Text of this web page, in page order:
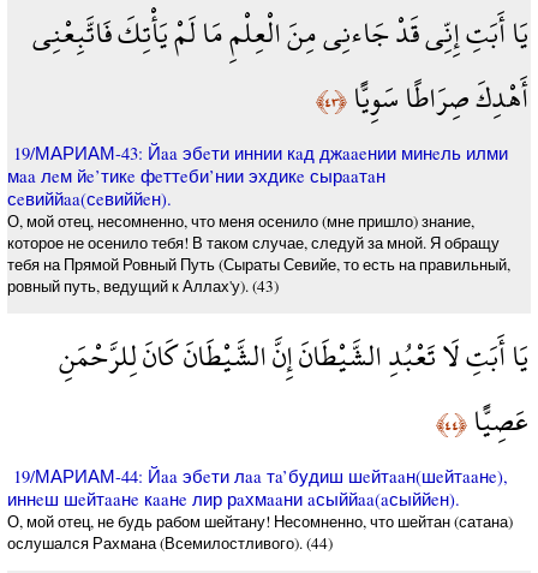
يَا أَبَتِ إِنِّي قَدْ جَاءنِي مِنَ الْعِلْمِ مَا لَمْ يَأْتِكَ فَاتَّبِعْنِي
أَهْدِكَ صِرَاطًا سَوِيًّا﴿٤٣﴾
19/МАРИАМ-43: Йaa эбeти иннии кaд джaaeнии минeль илми
мaa лeм йe’тикe фeттeби’нии эхдикe сырaaтaн
сeвиййaa(сeвиййeн).
О, мой отец, несомненно, что меня осенило (мне пришло) знание,
которое не осенило тебя! В таком случае, следуй за мной. Я обращу
тебя на Прямой Ровный Путь (Сыраты Севийе, то есть на правильный,
ровный путь, ведущий к Аллах'у). (43)
يَا أَبَتِ لَا تَعْبُدِ الشَّيْطَانَ إِنَّ الشَّيْطَانَ كَانَ لِلرَّحْمَنِ
عَصِيًّا﴿٤٤﴾
19/МАРИАМ-44: Йaa эбeти лaa тa’будиш шeйтaaн(шeйтaaнe),
иннeш шeйтaaнe кaaнe лир рaхмaaни aсыййaa(aсыййeн).
О, мой отец, не будь рабом шейтану! Несомненно, что шейтан (сатана)
ослушался Рахмана (Всемилостливого). (44)